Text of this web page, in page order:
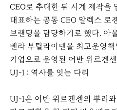
CEO로 추대한 뒤 시계 제작을
대표하는 공동 CEO 알렉스 로
브랜딩을 담당하기로 했다. 아
벤라 부틸라이넨을 최고운영
기업으로 운영된 어반 위르겐
UJ-1 : 역사를 잇는 다리
UJ-1은 어반 위르겐센의 뿌리